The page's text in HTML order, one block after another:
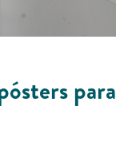
para